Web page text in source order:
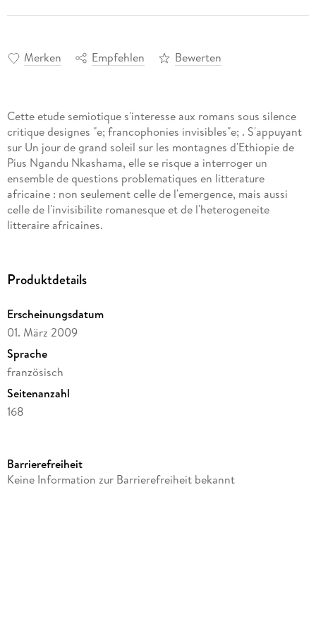
Merken Empfehlen Bewerten
Cette etude semiotique s'interesse aux romans sous silence
critique designes "e; francophonies invisibles"e; . S'appuyant
sur Un jour de grand soleil sur les montagnes d'Ethiopie de
Pius Ngandu Nkashama, elle se risque a interroger un
ensemble de questions problematiques en litterature
africaine : non seulement celle de l'emergence, mais aussi
celle de l'invisibilite romanesque et de l'heterogeneite
litteraire africaines.
Produktdetails
Erscheinungsdatum
01. März 2009
Sprache
französisch
Seitenanzahl
168
Reihe
Barrierefreiheit
Keine Information zur Barrierefreiheit bekannt